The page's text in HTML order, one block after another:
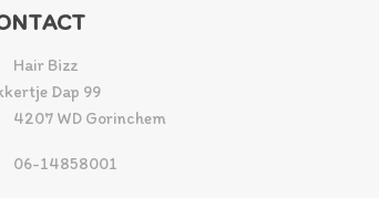
Hair Bizz
Dap 99
4207 WD Gorinchem
06-14858001